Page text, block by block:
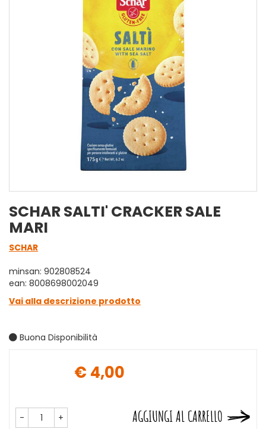
SCHAR SALTI' CRACKER SALE
MARI
SCHAR
minsan: 902808524
ean: 8008698002049
Vai alla descrizione prodotto
Buona Disponibilità
€ 4,00
- + AGGIUNGI AL CARRELLO